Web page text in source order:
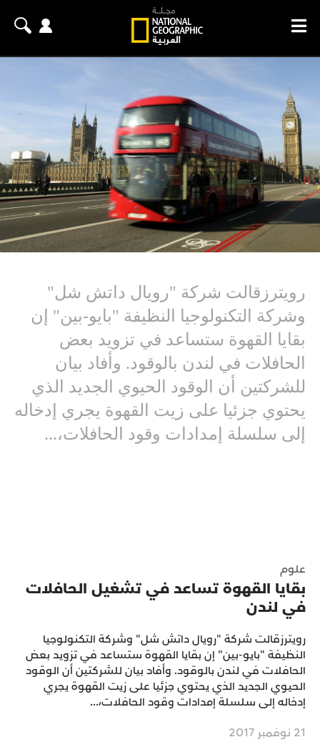
رويترزقالت شركة "رويال داتش شل"
وشركة التكنولوجيا النظيفة "بايو-بين" إن
بقايا القهوة ستساعد في تزويد بعض
الحافلات في لندن بالوقود. وأفاد بيان
للشركتين أن الوقود الحيوي الجديد الذي
يحتوي جزئيا على زيت القهوة يجري إدخاله
إلى سلسلة إمدادات وقود الحافلات،...
علوم
بقايا القهوة تساعد في تشغيل الحافلات
في لندن
رويترزقالت شركة "رويال داتش شل" وشركة التكنولوجيا
النظيفة "بايو-بين" إن بقايا القهوة ستساعد في تزويد بعض
الحافلات في لندن بالوقود. وأفاد بيان للشركتين أن الوقود
الحيوي الجديد الذي يحتوي جزئيا على زيت القهوة يجري
إدخاله إلى سلسلة إمدادات وقود الحافلات،...
21 نوفمبر 2017